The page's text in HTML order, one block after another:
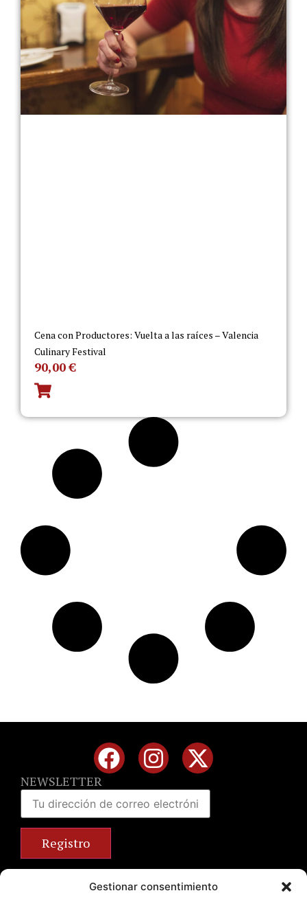
Gestionar consentimiento
Cena con Productores: Vuelta a las raíces – Valencia
Culinary Festival
90,00€
NEWSLETTER
+34 963 672 314